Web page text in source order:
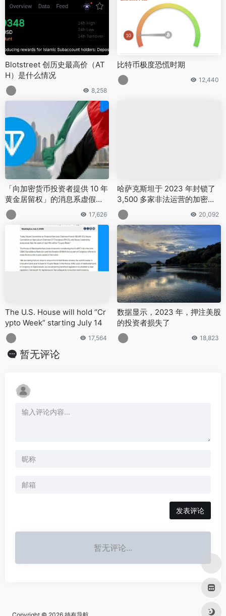
Blotstreet 创历史最高价（AT
H）是什么情况
8,258
比特币极度恐慌时期
12,440
「向加密货币投资者提供 10 年
黄金居留权」的消息系虚假信
息
17,626
哈萨克斯坦于 2023 年封锁了
3,500 多家非法运营的加密货
币交易所
20,092
The U.S. House will hold “Cr
ypto Week” starting July 14
17,564
数据显示，2023 年，押注美股
的投资者损失了
18,823
暂无评论
发表评论
暂无评论...